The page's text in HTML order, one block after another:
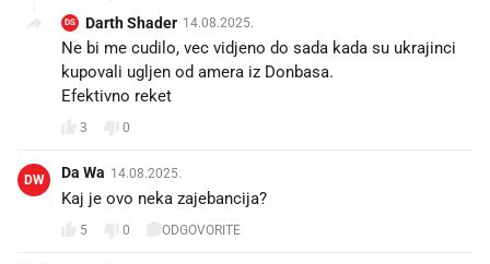
DS Darth Shader 14.08.2025.
Ne bi me cudilo, vec vidjeno do sada kada su ukrajinci
kupovali ugljen od amera iz Donbasa.
Efektivno reket
3 0
DW Da Wa 14.08.2025.
Kaj je ovo neka zajebancija?
5 0 ODGOVORITE